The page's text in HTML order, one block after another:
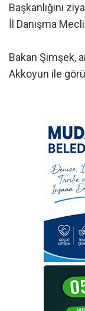
Başkanlığını
İl Danışma
Bakan Şimşek,
Akkoyun ile